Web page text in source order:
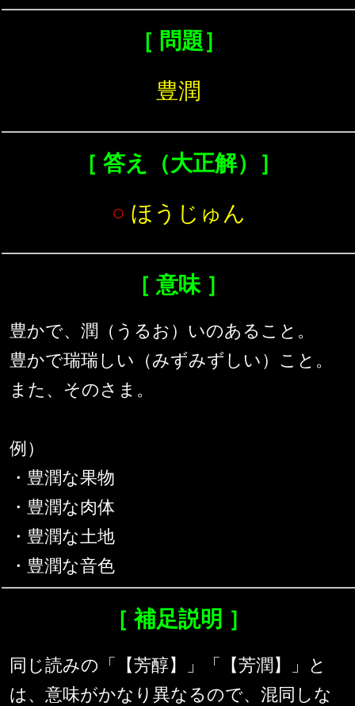
［ 問題］
豊潤
［ 答え（大正解）］
○ ほうじゅん
［ 意味 ］
豊かで、潤（うるお）いのあること。
豊かで瑞瑞しい（みずみずしい）こと。
また、そのさま。
例）
・豊潤な果物
・豊潤な肉体
・豊潤な土地
・豊潤な音色
［ 補足説明 ］
同じ読みの「【芳醇】」「【芳潤】」と
は、意味がかなり異なるので、混同しな